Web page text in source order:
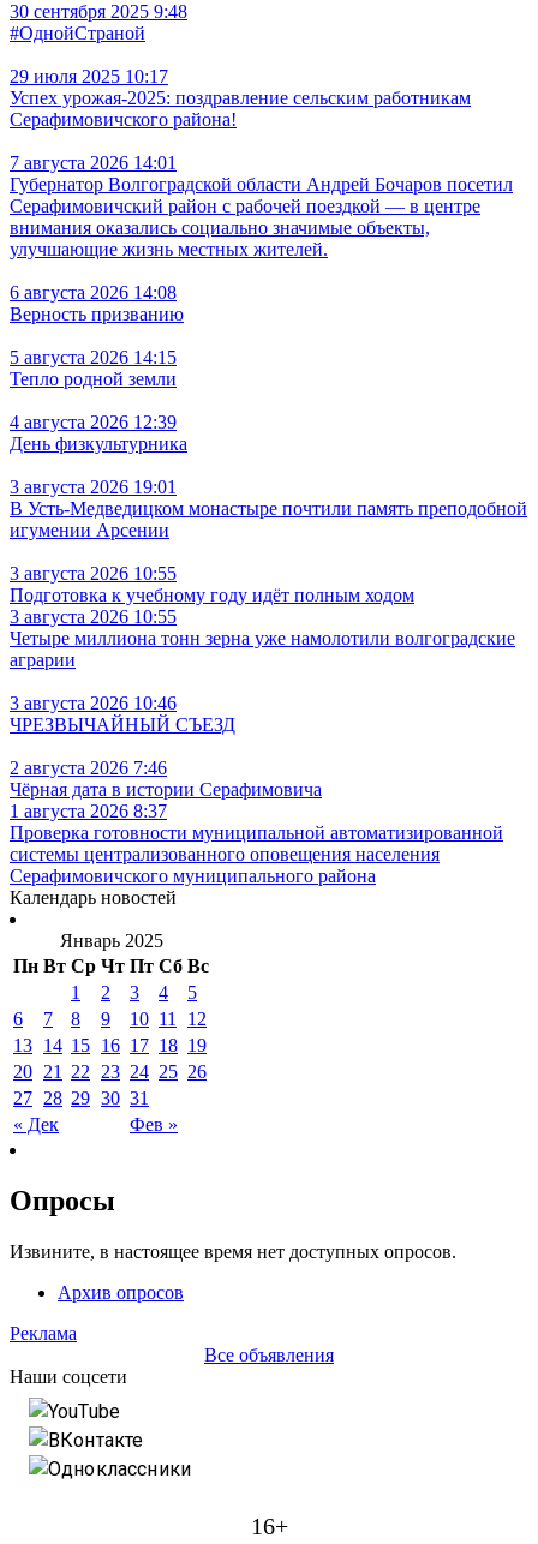
30 сентября 2025 9:48
#ОднойСтраной
29 июля 2025 10:17
Успех урожая-2025: поздравление сельским работникам
Серафимовичского района!
7 августа 2026 14:01
Губернатор Волгоградской области Андрей Бочаров посетил
Серафимовичский район с рабочей поездкой — в центре
внимания оказались социально значимые объекты,
улучшающие жизнь местных жителей.
6 августа 2026 14:08
Верность призванию
5 августа 2026 14:15
Тепло родной земли
4 августа 2026 12:39
День физкультурника
3 августа 2026 19:01
В Усть‑Медведицком монастыре почтили память преподобной
игумении Арсении
3 августа 2026 10:55
Подготовка к учебному году идёт полным ходом
3 августа 2026 10:55
Четыре миллиона тонн зерна уже намолотили волгоградские
аграрии
3 августа 2026 10:46
ЧРЕЗВЫЧАЙНЫЙ СЪЕЗД
2 августа 2026 7:46
Чёрная дата в истории Серафимовича
1 августа 2026 8:37
Проверка готовности муниципальной автоматизированной
системы централизованного оповещения населения
Серафимовичского муниципального района
Календарь новостей
Январь 2025
Пн Вт Ср Чт Пт Сб Вс
« Дек Фев »
1 2 3 4
5
6
7 8 9 10 11
12
13 14 15 16 17 18 19
20 21 22 23 24 25 26
27 28 29 30 31
Опросы
Извините, в настоящее время нет доступных опросов.
Архив опросов
Реклама
Все объявления
Наши соцсети
YouTube
ВКонтакте
Одноклассники
16+